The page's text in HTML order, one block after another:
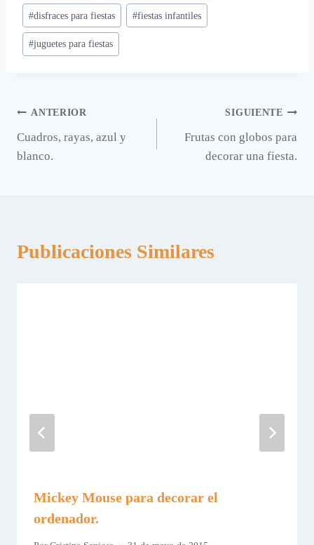
entrada:
#disfraces para fiestas #fiestas infantiles
#juguetes para fiestas
Navegación
de
ANTERIOR
Cuadros, rayas, azul y
blanco.
SIGUIENTE
Frutas con globos para
decorar una fiesta.
Publicaciones Similares
Mickey Mouse para decorar el
ordenador.